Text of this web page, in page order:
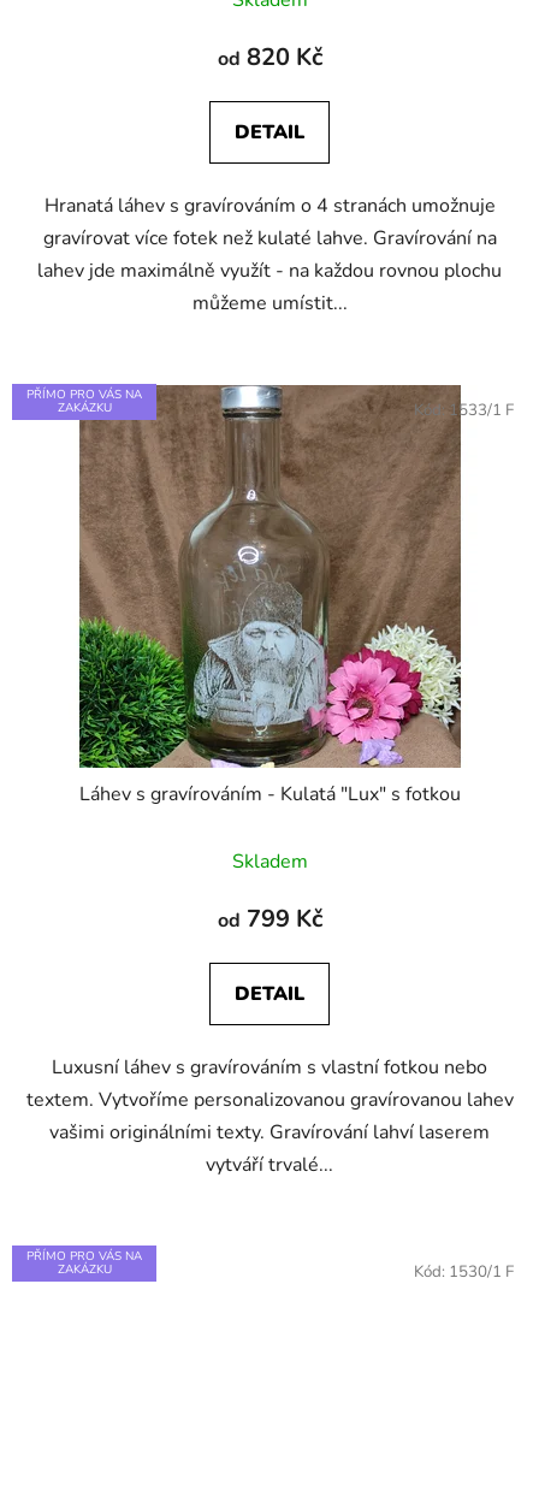
hodnocení
produktu
5,0
z
hvězdiček.
od 820 Kč
DETAIL
Hranatá láhev s gravírováním o 4 stranách umožnuje
gravírovat více fotek než kulaté lahve. Gravírování na
lahev jde maximálně využít - na každou rovnou plochu
můžeme umístit...
PŘÍMO PRO VÁS NA
ZAKÁZKU
Láhev s gravírováním - Kulatá "Lux" s fotkou
Skladem
od 799 Kč
DETAIL
Luxusní láhev s gravírováním s vlastní fotkou nebo
textem. Vytvoříme personalizovanou gravírovanou lahev
vašimi originálními texty. Gravírování lahví laserem
vytváří trvalé...
Kód: 1533/1 F
PŘÍMO PRO VÁS NA
ZAKÁZKU Kód: 1530/1 F